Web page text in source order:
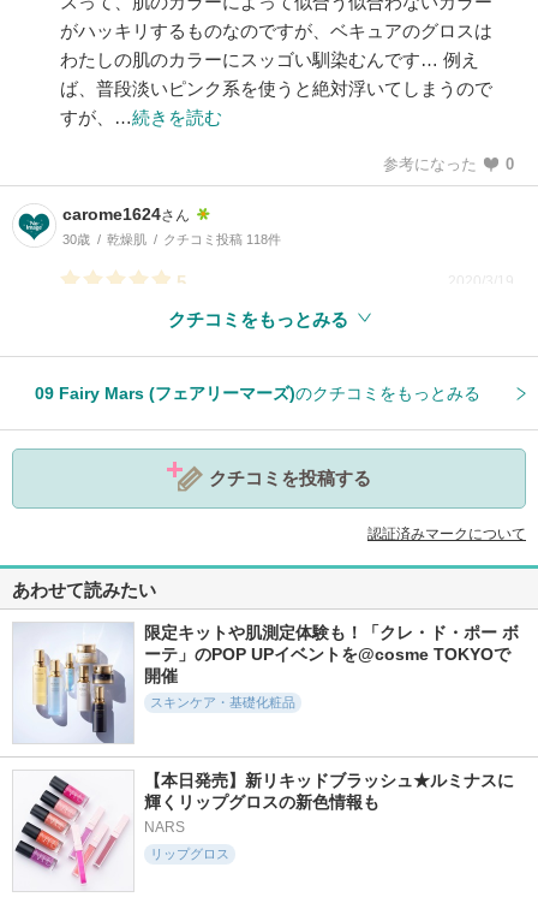
がハッキリするものなのですが、ベキュアのグロスは
わたしの肌のカラーにスッゴい馴染むんです… 例え
ば、普段淡いピンク系を使うと絶対浮いてしまうので
すが、…続きを読む
参考になった 0
carome1624さん
30歳 乾燥肌 クチコミ投稿 118件
5 2020/3/19
クチコミをもっとみる
09 Fairy Mars (フェアリーマーズ)のクチコミをもっとみる
クチコミを投稿する
認証済みマークについて
あわせて読みたい
限定キットや肌測定体験も！「クレ・ド・ポー ボ
ーテ」のPOP UPイベントを@cosme TOKYOで
開催
スキンケア・基礎化粧品
【本日発売】新リキッドブラッシュ★ルミナスに
輝くリップグロスの新色情報も
NARS
リップグロス